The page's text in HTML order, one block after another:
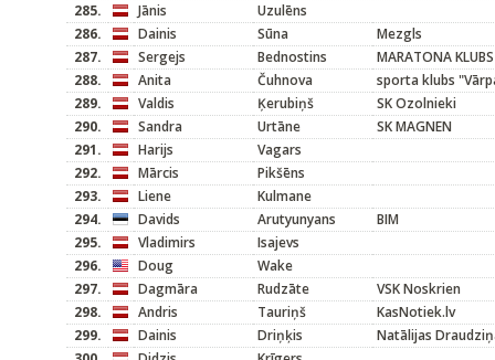
285.
Jānis
Uzulēns
286.
Dainis Sūna
Mezgls
287.
Sergejs Bednostins
MARATONA KLUBS
288.
Anita Čuhnova
sporta klubs
289.
Valdis Ķerubiņš
SK Ozolnieki
290.
Sandra Urtāne
SK MAGNEN
291.
Harijs
Vagars
292.
Mārcis
Pikšēns
293.
Liene
Kulmane
294.
Davids Arutyunyans
BIM
295.
Vladimirs
Isajevs
296.
Doug
Wake
297.
Dagmāra Rudzāte
VSK Noskrien
298.
Andris Tauriņš
KasNotiek.lv
299.
Dainis Driņķis
Natālijas